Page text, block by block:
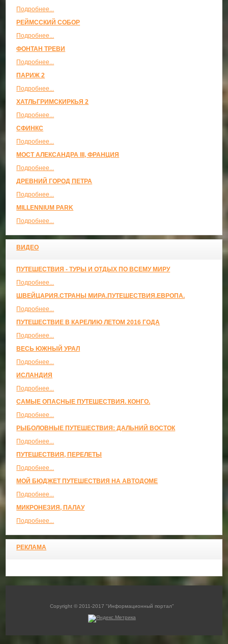
Подробнее...
РЕЙМССКИЙ СОБОР
Подробнее...
ФОНТАН ТРЕВИ
Подробнее...
ПАРИЖ 2
Подробнее...
ХАТЛЬГРИМСКИРКЬЯ 2
Подробнее...
СФИНКС
Подробнее...
МОСТ АЛЕКСАНДРА III, ФРАНЦИЯ
Подробнее...
ДРЕВНИЙ ГОРОД ПЕТРА
Подробнее...
MILLENNIUM PARK
Подробнее...
ВИДЕО
ПУТЕШЕСТВИЯ - ТУРЫ И ОТДЫХ ПО ВСЕМУ МИРУ
Подробнее...
ШВЕЙЦАРИЯ.СТРАНЫ МИРА.ПУТЕШЕСТВИЯ.ЕВРОПА.
Подробнее...
ПУТЕШЕСТВИЕ В КАРЕЛИЮ ЛЕТОМ 2016 ГОДА
Подробнее...
ВЕСЬ ЮЖНЫЙ УРАЛ
Подробнее...
ИСЛАНДИЯ
Подробнее...
САМЫЕ ОПАСНЫЕ ПУТЕШЕСТВИЯ. КОНГО.
Подробнее...
РЫБОЛОВНЫЕ ПУТЕШЕСТВИЯ: ДАЛЬНИЙ ВОСТОК
Подробнее...
ПУТЕШЕСТВИЯ, ПЕРЕЛЕТЫ
Подробнее...
МОЙ БЮДЖЕТ ПУТЕШЕСТВИЯ НА АВТОДОМЕ
Подробнее...
МИКРОНЕЗИЯ, ПАЛАУ
Подробнее...
РЕКЛАМА
Copyright © 2011-2017 "Информационный портал"